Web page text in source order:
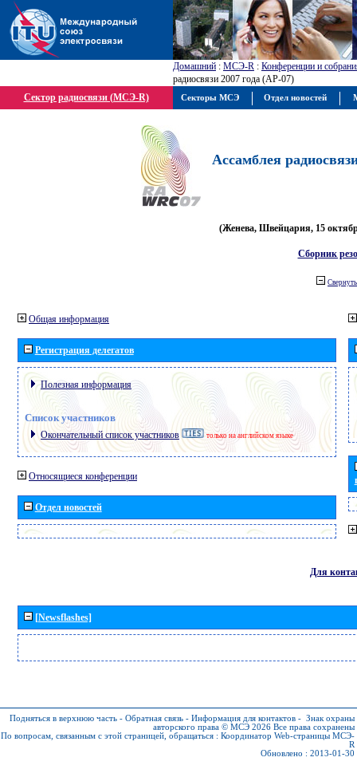
Домашний : МСЭ-R : Конференции и
радиосвязи 2007 года (АР-07)
Сектор радиосвязи (МСЭ-R)
Ассамблея
(Женева, Швейцария, 15
Сборник
Свернуть
Общая информация
Регистрация делегатов
Полезная информация
Список участников
Окончательный список участников только на английском языке
Относящиеся конференции
Отдел новостей
Для
[Newsflashes]
Подняться в верхнюю часть - Обратная связь - Информация для контактов - Знак охраны
авторского права © МСЭ 2026 Все права сохранены
По вопросам, связанным с этой страницей, обращаться : Координатор Web-страницы МСЭ-
R
Обновлено : 2013-01-30
Секторы МСЭ Отдел новостей